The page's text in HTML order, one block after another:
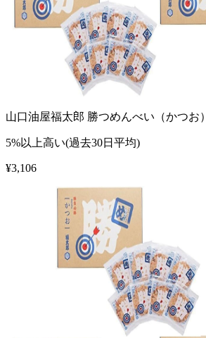
山口油屋福太郎 勝つめんべい（かつお）
5%以上高い(過去30日平均)
¥3,106